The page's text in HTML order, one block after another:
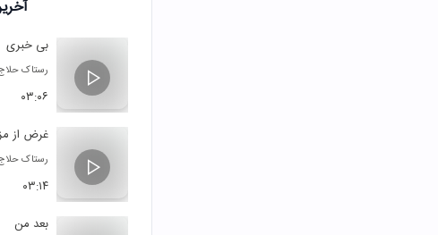
بی خبری
رستاک
۰۳:۰۶
غرض از
رستاک
۰۳:۱۴
بعد من